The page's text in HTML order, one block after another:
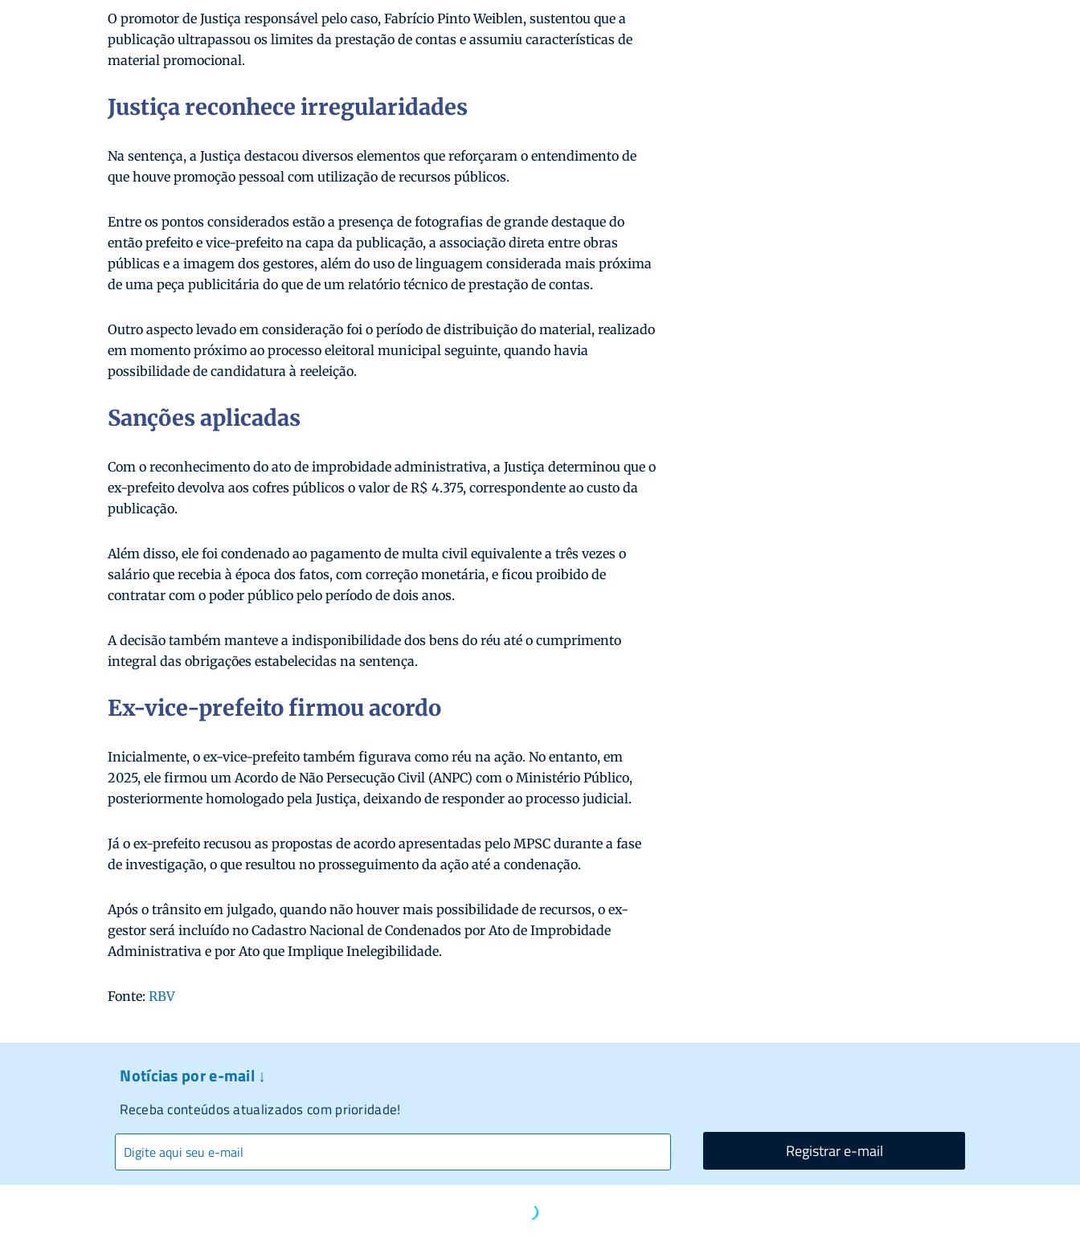
O promotor de Justiça responsável pelo caso, Fabrício Pinto Weiblen, sustentou que a
publicação ultrapassou os limites da prestação de contas e assumiu características de
material promocional.
Justiça reconhece irregularidades
Na sentença, a Justiça destacou diversos elementos que reforçaram o entendimento de
que houve promoção pessoal com utilização de recursos públicos.
Entre os pontos considerados estão a presença de fotografias de grande destaque do
então prefeito e vice-prefeito na capa da publicação, a associação direta entre obras
públicas e a imagem dos gestores, além do uso de linguagem considerada mais próxima
de uma peça publicitária do que de um relatório técnico de prestação de contas.
Outro aspecto levado em consideração foi o período de distribuição do material, realizado
em momento próximo ao processo eleitoral municipal seguinte, quando havia
possibilidade de candidatura à reeleição.
Sanções aplicadas
Com o reconhecimento do ato de improbidade administrativa, a Justiça determinou que o
ex-prefeito devolva aos cofres públicos o valor de R$ 4.375, correspondente ao custo da
publicação.
Além disso, ele foi condenado ao pagamento de multa civil equivalente a três vezes o
salário que recebia à época dos fatos, com correção monetária, e ficou proibido de
contratar com o poder público pelo período de dois anos.
A decisão também manteve a indisponibilidade dos bens do réu até o cumprimento
integral das obrigações estabelecidas na sentença.
Ex-vice-prefeito firmou acordo
Inicialmente, o ex-vice-prefeito também figurava como réu na ação. No entanto, em
2025, ele firmou um Acordo de Não Persecução Civil (ANPC) com o Ministério Público,
posteriormente homologado pela Justiça, deixando de responder ao processo judicial.
Já o ex-prefeito recusou as propostas de acordo apresentadas pelo MPSC durante a fase
de investigação, o que resultou no prosseguimento da ação até a condenação.
Após o trânsito em julgado, quando não houver mais possibilidade de recursos, o ex-
gestor será incluído no Cadastro Nacional de Condenados por Ato de Improbidade
Administrativa e por Ato que Implique Inelegibilidade.
Fonte:RBV
Notícias por e-mail ↓
Receba conteúdos atualizados com prioridade!
Registrar e-mail